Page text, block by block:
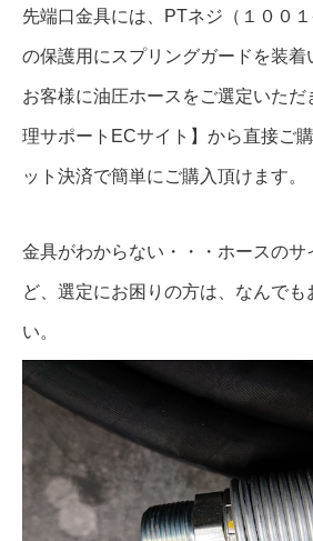
先端口金具には、PTネジ（１００
の保護用にスプリングガードを装着
お客様に油圧ホースをご選定いただ
理サポートECサイト】から直接ご
ット決済で簡単にご購入頂けます。
金具がわからない・・・ホースのサ
ど、選定にお困りの方は、なんでも
い。